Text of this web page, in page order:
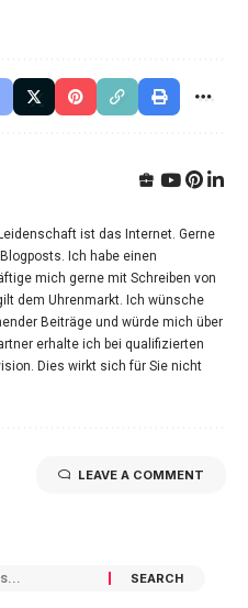
ist das Internet. Gerne
Ich habe einen
mich gerne mit Schreiben von
dem Uhrenmarkt. Ich wünsche
Beiträge und würde mich über
erhalte ich bei qualifizierten
Dies wirkt sich für Sie nicht
LEAVE A COMMENT